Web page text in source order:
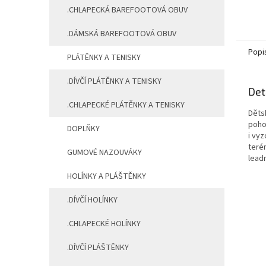
.CHLAPECKÁ BAREFOOTOVÁ OBUV
.DÁMSKÁ BAREFOOTOVÁ OBUV
PLÁTĚNKY A TENISKY
.DÍVČÍ PLÁTĚNKY A TENISKY
.CHLAPECKÉ PLÁTĚNKY A TENISKY
DOPLŇKY
GUMOVÉ NAZOUVÁKY
HOLÍNKY A PLÁŠTĚNKY
.DÍVČÍ HOLÍNKY
.CHLAPECKÉ HOLÍNKY
.DÍVČÍ PLÁŠTĚNKY
i